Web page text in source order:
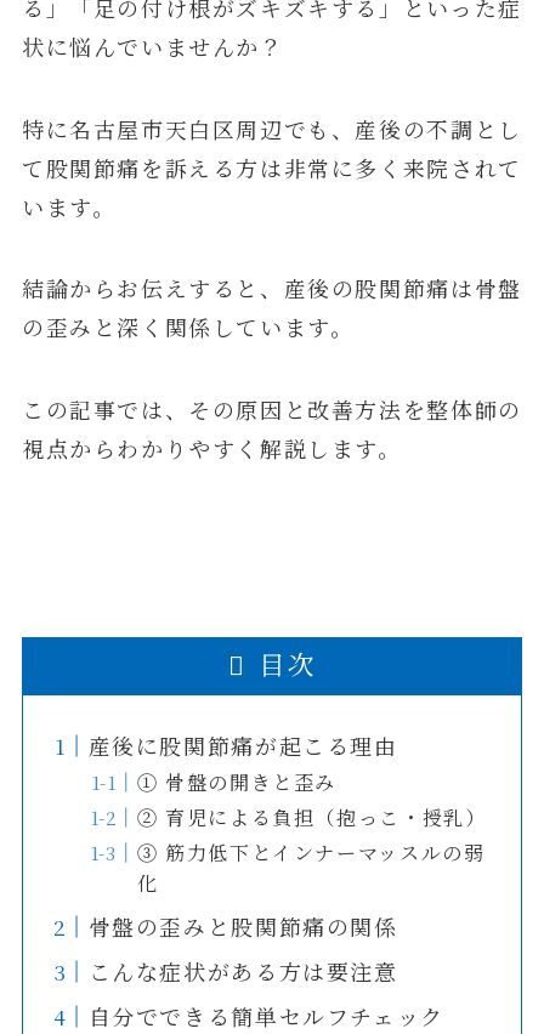
る」「足の付け根がズキズキする」といった症
状に悩んでいませんか？
特に名古屋市天白区周辺でも、産後の不調とし
て股関節痛を訴える方は非常に多く来院されて
います。
結論からお伝えすると、産後の股関節痛は骨盤
の歪みと深く関係しています。
この記事では、その原因と改善方法を整体師の
視点からわかりやすく解説します。
目次
産後に股関節痛が起こる理由
① 骨盤の開きと歪み
② 育児による負担（抱っこ・授乳）
③ 筋力低下とインナーマッスルの弱
化
骨盤の歪みと股関節痛の関係
こんな症状がある方は要注意
自分でできる簡単セルフチェック